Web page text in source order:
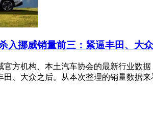
入挪威销量前三：紧逼丰田、大
官方机构、本土汽车协会的最新行业数
、大众之后。从本次整理的销量数据来